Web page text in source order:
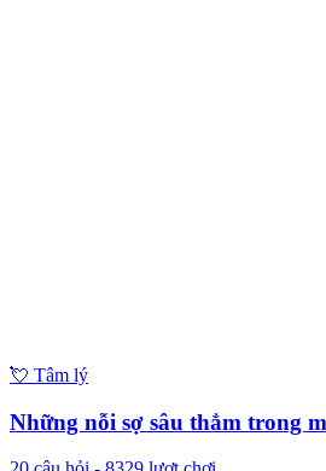
💘 Tâm lý
Những nỗi sợ sâu thẳm trong